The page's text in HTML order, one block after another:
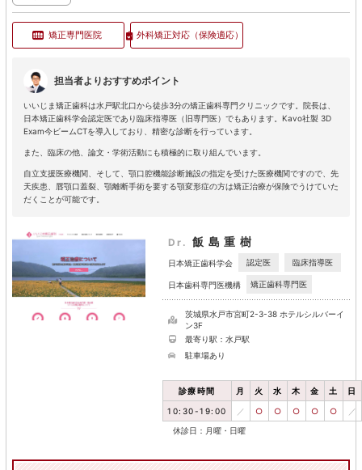
矯正専門医院 外科矯正対応（保険適応）
担当者よりおすすめポイント
いいじま矯正歯科は水戸駅北口から徒歩3分の矯正歯科専門クリニックです。院長は、
日本矯正歯科学会認定医であり臨床指導医（旧専門医）でもあります。Kavo社製 3D
Exam今ビームCTを導入しており、精密な診断を行っています。
また、臨床の他、論文・学術活動にも積極的に取り組んでいます。
自立支援医療機関、そして、顎口腔機能診断施設の指定を受けた医療機関ですので、先
天疾患、唇顎口蓋裂、顎離断手術を要する顎変形症の方は矯正治療が保険でうけていた
だくことが可能です。
Dr. 飯島重樹
日本矯正歯科学会 認定医 臨床指導医
日本歯科専門医機構 矯正歯科専門医
茨城県水戸市宮町2-3-38 ホテルシルバーイ
ン3F
最寄り駅：水戸駅
駐車場あり
診療時間 月 火 水 木 金 土 日
10:30-19:00 ／ ○ ○ ○ ○ ○ ／
休診日：月曜・日曜